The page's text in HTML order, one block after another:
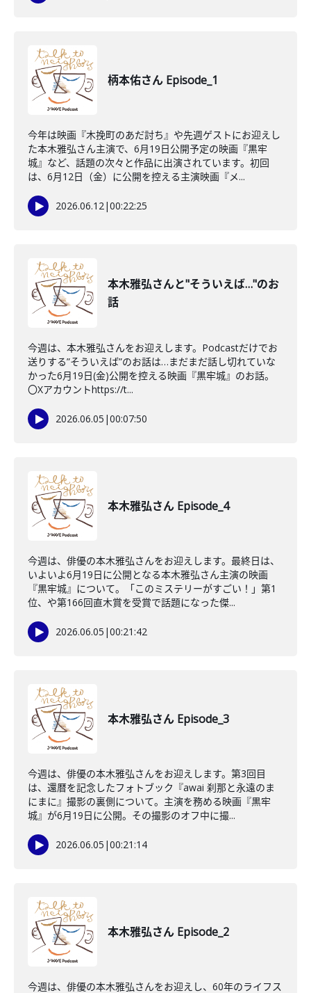
柄本佑さん Episode_1
今年は映画『木挽町のあだ討ち』や先週ゲストにお迎えし
た本木雅弘さん主演で、6月19日公開予定の映画『黒牢
城』など、話題の次々と作品に出演されています。初回
は、6月12日（金）に公開を控える主演映画『メ...
2026.06.12|00:22:25
本木雅弘さんと"そういえば…"のお
話
今週は、本木雅弘さんをお迎えします。Podcastだけでお
送りする”そういえば”のお話は…まだまだ話し切れていな
かった6月19日(金)公開を控える映画『黒牢城』のお話。
〇Xアカウントhttps://t...
2026.06.05 |00:07:50
本木雅弘さん Episode_4
今週は、俳優の本木雅弘さんをお迎えします。最終日は、
いよいよ6月19日に公開となる本木雅弘さん主演の映画
『黒牢城』について。「このミステリーがすごい！」第1
位、や第166回直木賞を受賞で話題になった傑...
2026.06.05 |00:21:42
本木雅弘さん Episode_3
今週は、俳優の本木雅弘さんをお迎えします。第3回目
は、還暦を記念したフォトブック『awai 刹那と永遠のま
にまに』撮影の裏側について。主演を務める映画『黒牢
城』が6月19日に公開。その撮影のオフ中に撮...
2026.06.05 |00:21:14
本木雅弘さん Episode_2
今週は、俳優の本木雅弘さんをお迎えし、60年のライフス